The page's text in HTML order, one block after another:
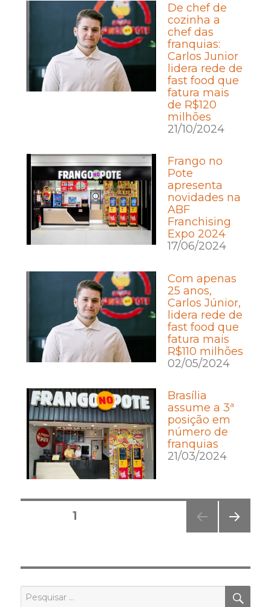
De chef de
cozinha a
chef das
franquias:
Carlos Junior
lidera rede de
fast food que
fatura mais
de R$120
milhões
21/10/2024
Frango no
Pote
apresenta
novidades na
ABF
Franchising
Expo 2024
17/06/2024
Com apenas
25 anos,
Carlos Júnior,
lidera rede de
fast food que
fatura mais
R$110 milhões
02/05/2024
Brasília
assume a 3ª
posição em
número de
franquias
21/03/2024
Posts
PÁGINA1
NA
por: